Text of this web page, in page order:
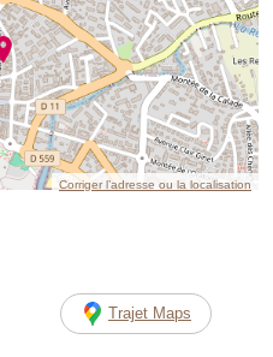
Corriger l’adresse ou la localisation
Trajet Maps